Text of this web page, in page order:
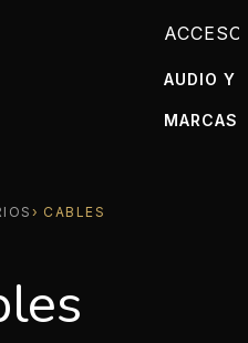
AUDIO Y
MARCAS
CABLES